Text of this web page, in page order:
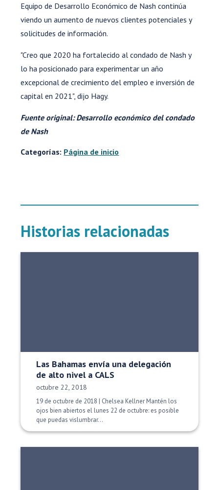
Equipo de Desarrollo Económico de Nash continúa
viendo un aumento de nuevos clientes potenciales y
solicitudes de información.
"Creo que 2020 ha fortalecido al condado de Nash y
lo ha posicionado para experimentar un año
excepcional de crecimiento del empleo e inversión de
capital en 2021", dijo Hagy.
Fuente original: Desarrollo económico del condado
de Nash
Categorías: Página de inicio
Historias relacionadas
Las Bahamas envía una delegación
de alto nivel a CALS
Fecha de publicación:
octubre 22, 2018
19 de octubre de 2018 | Chelsea Kellner Mantén los
ojos bien abiertos el lunes 22 de octubre: es posible
que puedas vislumbrar...